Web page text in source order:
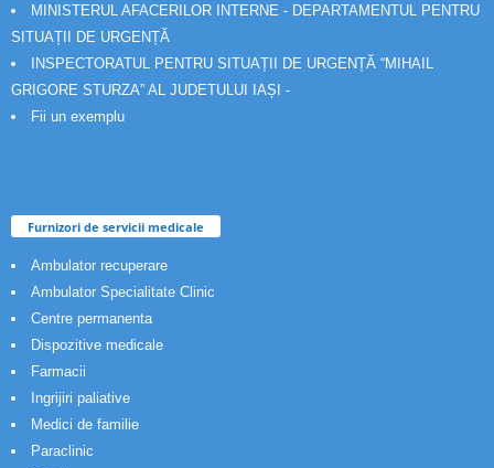
MINISTERUL AFACERILOR INTERNE - DEPARTAMENTUL PENTRU
SITUAȚII DE URGENȚĂ
INSPECTORATUL PENTRU SITUAȚII DE URGENȚĂ “MIHAIL
GRIGORE STURZA” AL JUDETULUI IAȘI -
Fii un exemplu
Furnizori de servicii medicale
Ambulator recuperare
Ambulator Specialitate Clinic
Centre permanenta
Dispozitive medicale
Farmacii
Ingrijiri paliative
Medici de familie
Paraclinic